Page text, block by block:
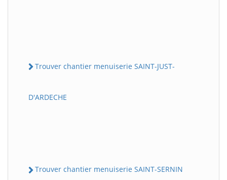
Trouver chantier menuiserie SAINT-JUST-
D'ARDECHE
Trouver chantier menuiserie SAINT-SERNIN